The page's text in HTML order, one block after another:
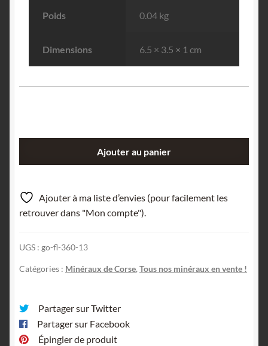
Poids 0.04 kg
Dimensions 6.5 × 3.5 × 1 cm
dans
Serpentinite,
Canari,
Ajouter au panier
Ajouter à ma liste d’envies (pour facilement les
retrouver dans "Mon compte").
UGS : go-fl-360-13
Catégories : Minéraux de Corse, Tous nos minéraux en vente !
Partager sur Twitter
Partager sur Facebook
Épingler de produit